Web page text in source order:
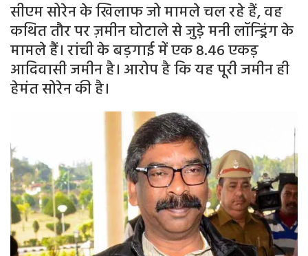
सीएम सोरेन के खिलाफ जो मामले चल रहे हैं, वह
कथित तौर पर ज़मीन घोटाले से जुड़े मनी लॉन्ड्रिंग के
मामले हैं। रांची के बड़गाई में एक 8.46 एकड़
आदिवासी जमीन है। आरोप है कि यह पूरी जमीन ही
हेमंत सोरेन की है।